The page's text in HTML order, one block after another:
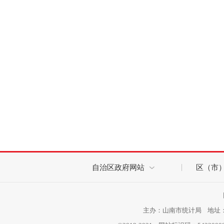
自治区政府网站 区（市
主办：山南市统计局 地址